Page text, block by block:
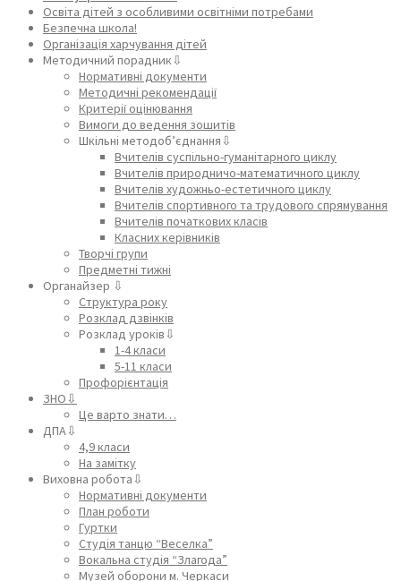
Освіта дітей з особливими освітніми потребами
Безпечна школа!
Організація харчування дітей
Методичний порадник⇩
Нормативні документи
Методичні рекомендації
Критерії оцінювання
Вимоги до ведення зошитів
Шкільні методоб’єднання⇩
Вчителів суспільно-гуманітарного циклу
Вчителів природничо-математичного циклу
Вчителів художньо-естетичного циклу
Вчителів спортивного та трудового спрямування
Вчителів початкових класів
Класних керівників
Творчі групи
Предметні тижні
Органайзер ⇩
Структура року
Розклад дзвінків
Розклад уроків⇩
1-4 класи
5-11 класи
Профорієнтація
ЗНО⇩
Це варто знати…
ДПА⇩
4,9 класи
На замітку
Виховна робота⇩
Нормативні документи
План роботи
Гуртки
Студія танцю “Веселка”
Вокальна студія “Злагода”
Музей оборони м. Черкаси